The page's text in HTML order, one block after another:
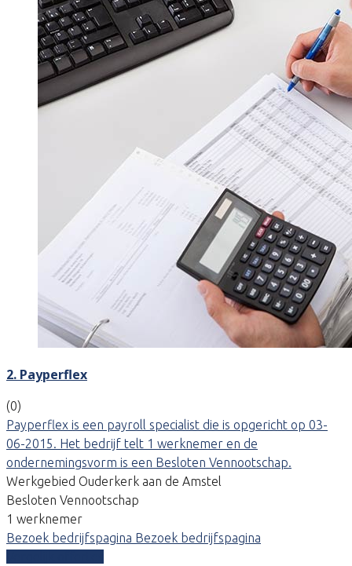
2. Payperflex
(0)
Payperflex is een payroll specialist die is opgericht op 03-
06-2015. Het bedrijf telt 1 werknemer en de
ondernemingsvorm is een Besloten Vennootschap.
Werkgebied Ouderkerk aan de Amstel
Besloten Vennootschap
1 werknemer
Bezoek bedrijfspagina Bezoek bedrijfspagina